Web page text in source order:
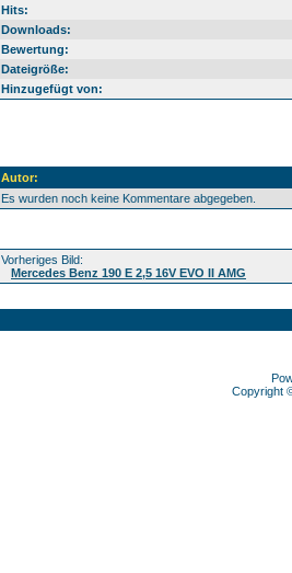
Hits:
Downloads:
Bewertung:
Dateigröße:
Hinzugefügt von:
Autor:
Es wurden noch keine Kommentare abgegeben.
Vorheriges Bild:
Mercedes Benz 190 E 2,5 16V EVO II AMG
Copyright